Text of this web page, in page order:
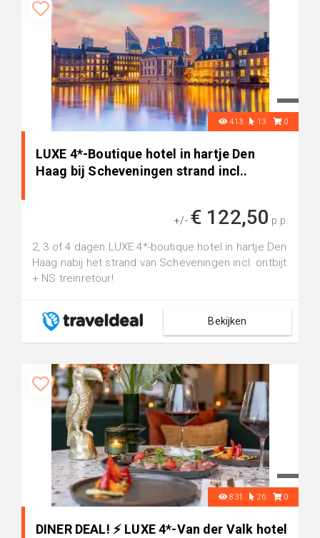
413 13 0
LUXE 4*-Boutique hotel in hartje Den
Haag bij Scheveningen strand incl..
+/- € 122,50 p.p.
2, 3 of 4 dagen LUXE 4*-boutique hotel in hartje Den
Haag nabij het strand van Scheveningen incl. ontbijt
+ NS treinretour!
Bekijken
831 26 0
DINER DEAL! ⚡ LUXE 4*-Van der Valk hotel